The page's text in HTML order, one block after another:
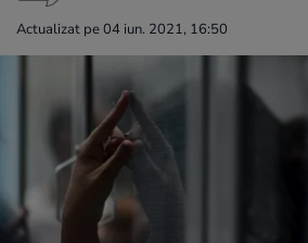
Actualizat pe 04 iun. 2021, 16:50